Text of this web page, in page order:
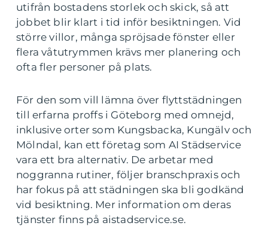
utifrån bostadens storlek och skick, så att
jobbet blir klart i tid inför besiktningen. Vid
större villor, många spröjsade fönster eller
flera våtutrymmen krävs mer planering och
ofta fler personer på plats.
För den som vill lämna över flyttstädningen
till erfarna proffs i Göteborg med omnejd,
inklusive orter som Kungsbacka, Kungälv och
Mölndal, kan ett företag som AI Städservice
vara ett bra alternativ. De arbetar med
noggranna rutiner, följer branschpraxis och
har fokus på att städningen ska bli godkänd
vid besiktning. Mer information om deras
tjänster finns på aistadservice.se.